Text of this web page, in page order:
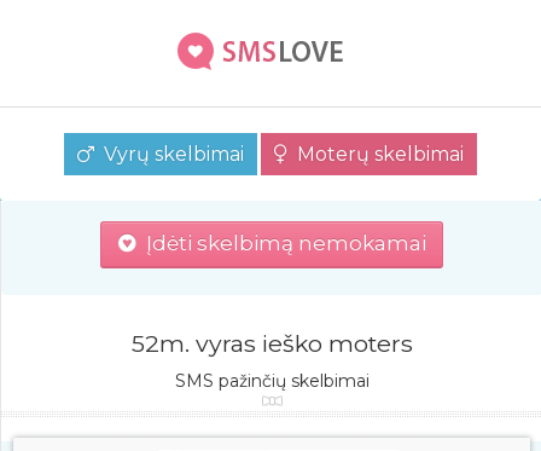
Vyrų skelbimai Moterų skelbimai
Įdėti skelbimą nemokamai
52m. vyras ieško moters
SMS pažinčių skelbimai